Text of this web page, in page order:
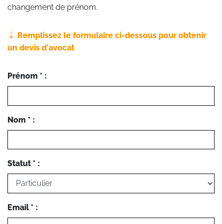
changement de prénom.
Remplissez le formulaire ci-dessous pour obtenir
un devis d'avocat
Prénom * :
Nom * :
Statut * :
Email * :